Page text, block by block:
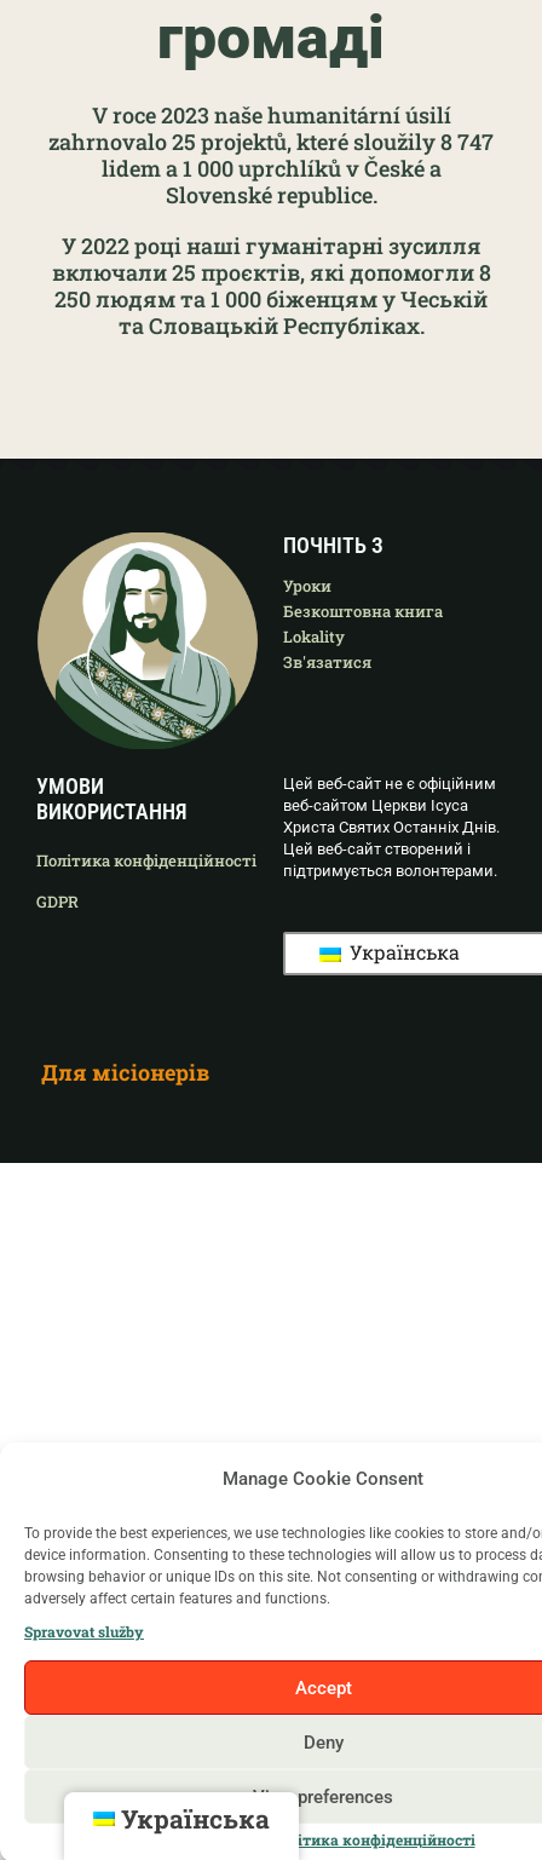
Manage Cookie Consent
To provide the best experiences, we use technologies like cookies to store and/
device information. Consenting to these technologies will allow us to process
browsing behavior or unique IDs on this site. Not consenting or withdrawing
adversely affect certain features and functions.
Spravovat služby
Accept
Deny
View preferences
Політика конфіденційності
громаді
V roce 2023 naše humanitární úsilí
zahrnovalo 25 projektů, které sloužily 8 747
lidem a 1 000 uprchlíků v České a
Slovenské republice.
У 2022 році наші гуманітарні зусилля
включали 25 проєктів, які допомогли 8
250 людям та 1 000 біженцям у Чеській
та Словацькій Республіках.
ПОЧНІТЬ З
Уроки
Безкоштовна книга
Lokality
Зв'язатися
УМОВИ
ВИКОРИСТАННЯ
Політика конфіденційності
GDPR
Цей веб-сайт не є офіційним
веб-сайтом Церкви Ісуса
Христа Святих Останніх Днів.
Цей веб-сайт створений і
підтримується волонтерами.
Українська
Для місіонерів
Українська